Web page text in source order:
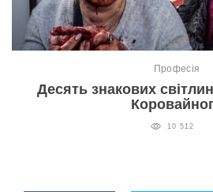
Професія
Десять знакових
10 512